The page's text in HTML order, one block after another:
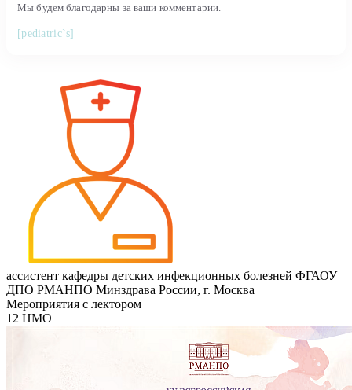
Мы будем благодарны за ваши комментарии.
[pediatric`s]
ассистент кафедры детских инфекционных болезней ФГАОУ
ДПО РМАНПО Минздрава России, г. Москва
Мероприятия с лектором
12 НМО